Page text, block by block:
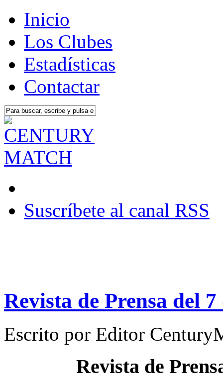
Inicio
Los Clubes
Estadísticas
Contactar
Suscríbete al canal RSS
Revista de Prensa del
Escrito por Editor
Revista de